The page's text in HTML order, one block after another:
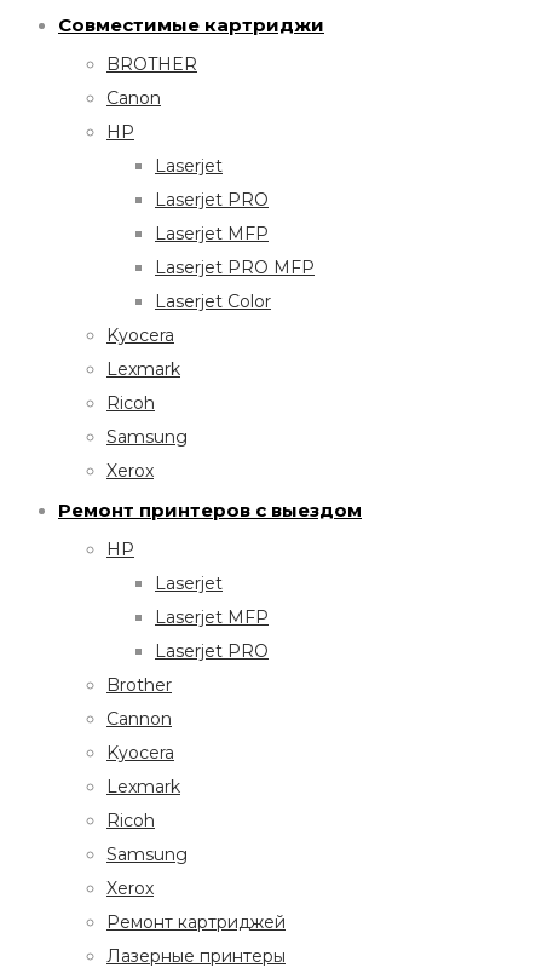
Совместимые картриджи
BROTHER
Canon
HP
Laserjet
Laserjet PRO
Laserjet MFP
Laserjet PRO MFP
Laserjet Color
Kyocera
Lexmark
Ricoh
Samsung
Xerox
Ремонт принтеров с выездом
HP
Laserjet
Laserjet MFP
Laserjet PRO
Brother
Cannon
Kyocera
Lexmark
Ricoh
Samsung
Xerox
Ремонт картриджей
Лазерные принтеры